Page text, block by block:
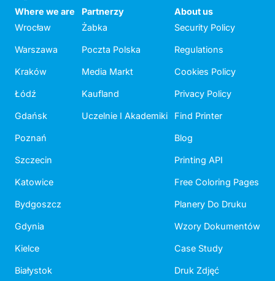
Where we are
Wrocław
Warszawa
Kraków
Łódź
Gdańsk
Poznań
Szczecin
Katowice
Bydgoszcz
Gdynia
Kielce
Białystok
Partnerzy
Żabka
Poczta Polska
Media Markt
Kaufland
Uczelnie I Akademiki
About us
Security Policy
Regulations
Cookies Policy
Privacy Policy
Find Printer
Blog
Printing API
Free Coloring Pages
Planery Do Druku
Wzory Dokumentów
Case Study
Druk Zdjęć